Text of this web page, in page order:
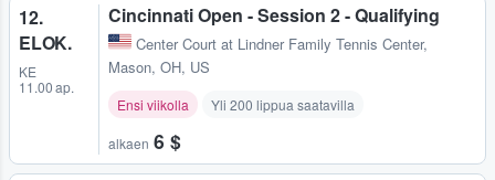
12.
ELOK.
KE
11.00 ap.
Cincinnati Open - Session 2 - Qualifying
Center Court at Lindner Family Tennis Center,
Mason, OH, US
Ensi viikolla Yli 200 lippua saatavilla
alkaen 6 $